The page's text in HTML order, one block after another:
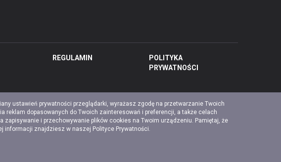
REGULAMIN
POLITYKA
PRYWATNOŚCI
ustawień prywatności przeglądarki, wyrażasz zgodę na przetwarzanie Twoich
reklam dopasowanych do Twoich zainteresowań i preferencji, a także celach
zapisywanie i przechowywanie plików cookies na Twoim urządzeniu. Pamiętaj, że
informacji znajdziesz w naszej Polityce Prywatności.